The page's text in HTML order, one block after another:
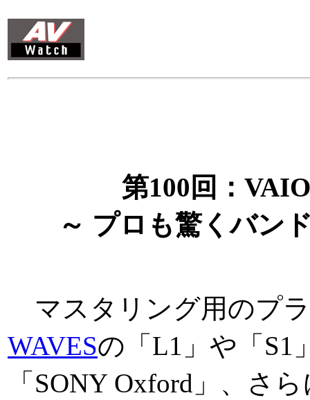
第100回：
～ プロも驚くバン
マスタリング用のプ
WAVESの「L1」や「S1
「SONY Oxford」、さ